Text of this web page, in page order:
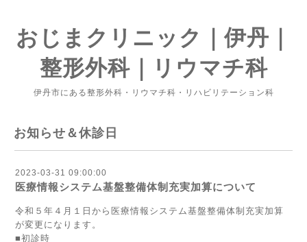
おじまクリニック｜伊丹｜
整形外科｜リウマチ科
伊丹市にある整形外科・リウマチ科・リハビリテーション科
お知らせ＆休診日
2023-03-31 09:00:00
医療情報システム基盤整備体制充実加算について
令和５年４月１日から医療情報システム基盤整備体制充実加算
が変更になります。
■初診時